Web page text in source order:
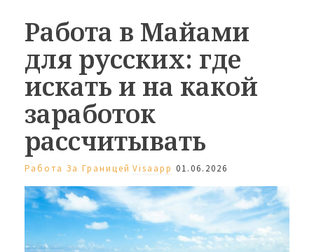
Работа в Майами
для русских: где
искать и на какой
заработок
рассчитывать
Работа За Границей Visaapp 01.06.2026